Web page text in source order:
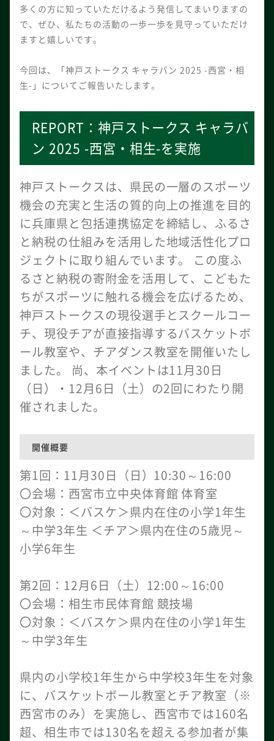
多くの方に知っていただけるよう発信してまいりますの
で、ぜひ、私たちの活動の一歩一歩を見守っていただけ
ますと嬉しいです。
今回は、「神戸ストークス キャラバン 2025 -西宮・相
生-」についてご報告いたします。
REPORT：神戸ストークス キャラバ
ン 2025 -西宮・相生-を実施
神戸ストークスは、県民の一層のスポーツ
機会の充実と生活の質的向上の推進を目的
に兵庫県と包括連携協定を締結し、ふるさ
と納税の仕組みを活用した地域活性化プロ
ジェクトに取り組んでいます。 この度ふ
るさと納税の寄附金を活用して、こどもた
ちがスポーツに触れる機会を広げるため、
神戸ストークスの現役選手とスクールコー
チ、現役チアが直接指導するバスケットボ
ール教室や、チアダンス教室を開催いたし
ました。 尚、本イベントは11月30日
（日）・12月6日（土）の2回にわたり開
催されました。
開催概要
第1回：11月30日（日）10:30～16:00
〇会場：西宮市立中央体育館 体育室
〇対象：＜バスケ＞県内在住の小学1年生
～中学3年生 ＜チア＞県内在住の5歳児～
小学6年生
第2回：12月6日（土）12:00～16:00
〇会場：相生市民体育館 競技場
〇対象：＜バスケ＞県内在住の小学1年生
～中学3年生
県内の小学校1年生から中学校3年生を対象
に、バスケットボール教室とチア教室（※
西宮市のみ）を実施し、西宮市では160名
超、相生市では130名を超える参加者が集